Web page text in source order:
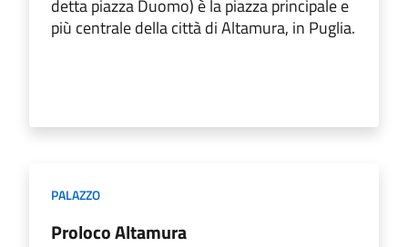
detta piazza Duomo) è la piazza principale e
più centrale della città di Altamura, in Puglia.
PALAZZO
Proloco Altamura